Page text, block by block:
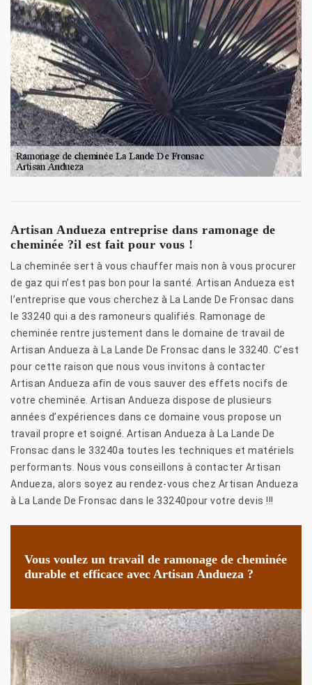
Artisan Andueza entreprise dans ramonage de
cheminée ?il est fait pour vous !
La cheminée sert à vous chauffer mais non à vous procurer
de gaz qui n’est pas bon pour la santé. Artisan Andueza est
l’entreprise que vous cherchez à La Lande De Fronsac dans
le 33240 qui a des ramoneurs qualifiés. Ramonage de
cheminée rentre justement dans le domaine de travail de
Artisan Andueza à La Lande De Fronsac dans le 33240. C’est
pour cette raison que nous vous invitons à contacter
Artisan Andueza afin de vous sauver des effets nocifs de
votre cheminée. Artisan Andueza dispose de plusieurs
années d’expériences dans ce domaine vous propose un
travail propre et soigné. Artisan Andueza à La Lande De
Fronsac dans le 33240a toutes les techniques et matériels
performants. Nous vous conseillons à contacter Artisan
Andueza, alors soyez au rendez-vous chez Artisan Andueza
à La Lande De Fronsac dans le 33240pour votre devis !!!
Vous voulez un travail de ramonage de cheminée
durable et efficace avec Artisan Andueza ?